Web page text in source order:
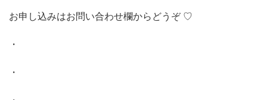
お申し込みはお問い合わせ欄からどうぞ ♡
・
・